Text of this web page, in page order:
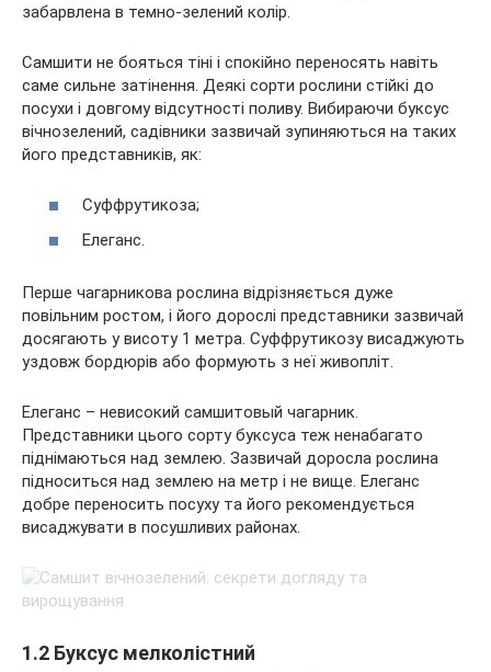
забарвлена в темно-зелений колір.
Самшити не бояться тіні і спокійно переносять навіть
саме сильне затінення. Деякі сорти рослини стійкі до
посухи і довгому відсутності поливу. Вибираючи буксус
вічнозелений, садівники зазвичай зупиняються на таких
його представників, як:
Суффрутикоза;
Елеганс.
Перше чагарникова рослина відрізняється дуже
повільним ростом, і його дорослі представники зазвичай
досягають у висоту 1 метра. Суффрутикозу висаджують
уздовж бордюрів або формують з неї живопліт.
Елеганс – невисокий самшитовый чагарник.
Представники цього сорту буксуса теж ненабагато
піднімаються над землею. Зазвичай доросла рослина
підноситься над землею на метр і не вище. Елеганс
добре переносить посуху та його рекомендується
висаджувати в посушливих районах.
1.2 Буксус мелколістний